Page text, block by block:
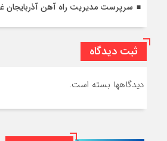
سرپرست مدیریت راه آهن
ثبت دیدگاه
دیدگاهها بسته است.